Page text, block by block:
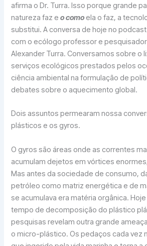
afirma o Dr. Turra. Isso porque grande
natureza faz eo como ela o faz, a
substitui. A conversa de hoje no
com o ecólogo professor e pesquisador
Alexander Turra. Conversamos sobre o
serviços ecológicos prestados pelos
ciência ambiental na formulação de
debates sobre o aquecimento global.
Dois assuntos permearam nossa
plásticos e os gyros.
O gyros são áreas onde as correntes
acumulam dejetos em vórtices
Mas antes da sociedade de consumo,
petróleo como matriz energética e de
se acumulava era matéria orgânica.
tempo de decomposição do plástico
pesquisas revelam outra grande
o micro-plástico. Os pedaços cada vez